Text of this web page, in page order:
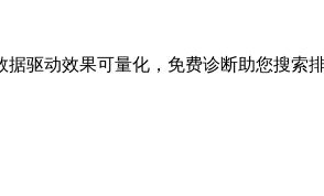
驱动效果可量化，免费诊断助您搜索